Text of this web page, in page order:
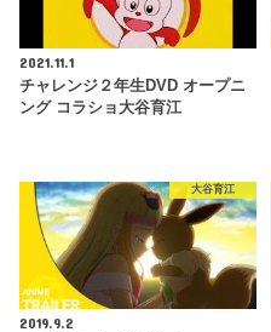
2021.11.1
チャレンジ２年生DVD オープニ
ング コラショ大谷育江
大谷育江
2019.9.2